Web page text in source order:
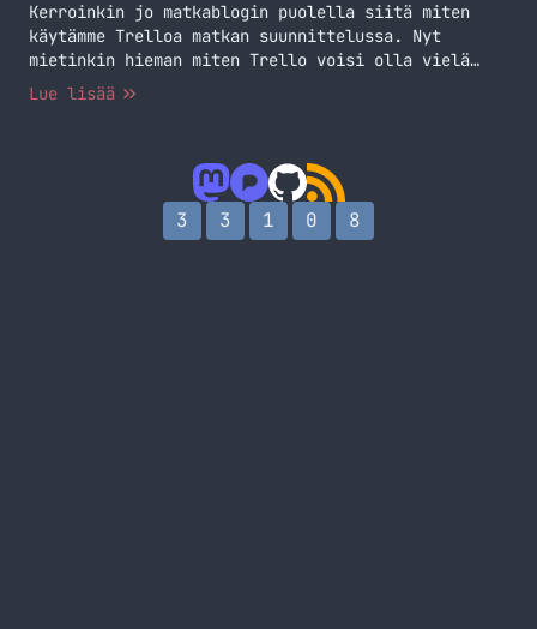
Kerroinkin jo matkablogin puolella siitä miten
käytämme Trelloa matkan suunnittelussa. Nyt
mietinkin hieman miten Trello voisi olla vielä
hyödyllisempi.
Lue lisää
3 3 1 0 8